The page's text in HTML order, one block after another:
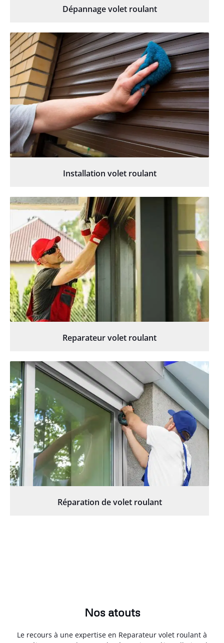
Dépannage volet roulant
Installation volet roulant
Reparateur volet roulant
Réparation de volet roulant
Nos atouts
Le recours à une expertise en Reparateur volet roulant à